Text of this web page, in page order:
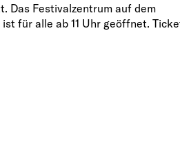
Das Festivalzentrum auf dem
für alle ab 11 Uhr geöffnet.